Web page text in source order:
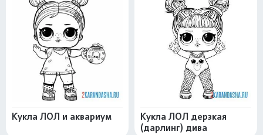
Кукла ЛОЛ и аквариум
Кукла ЛОЛ дерзкая
(дарлинг) дива